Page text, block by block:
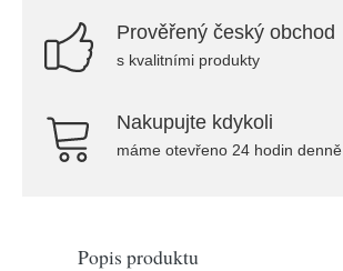
Prověřený český obchod
s kvalitními produkty
Nakupujte kdykoli
máme otevřeno 24 hodin denně
Popis produktu